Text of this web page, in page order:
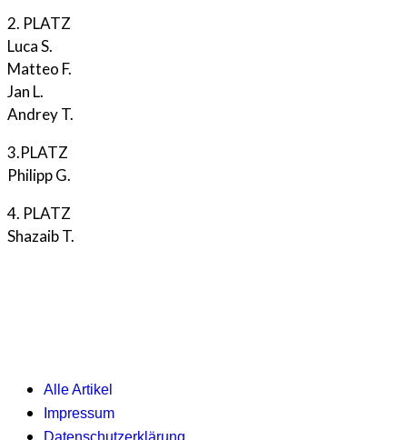
2. PLATZ
Luca S.
Matteo F.
Jan L.
Andrey T.
3.PLATZ
Philipp G.
4. PLATZ
Shazaib T.
Alle Artikel
Impressum